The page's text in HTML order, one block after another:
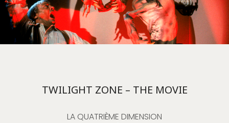
TWILIGHT ZONE – THE MOVIE
LA QUATRIÈME DIMENSION